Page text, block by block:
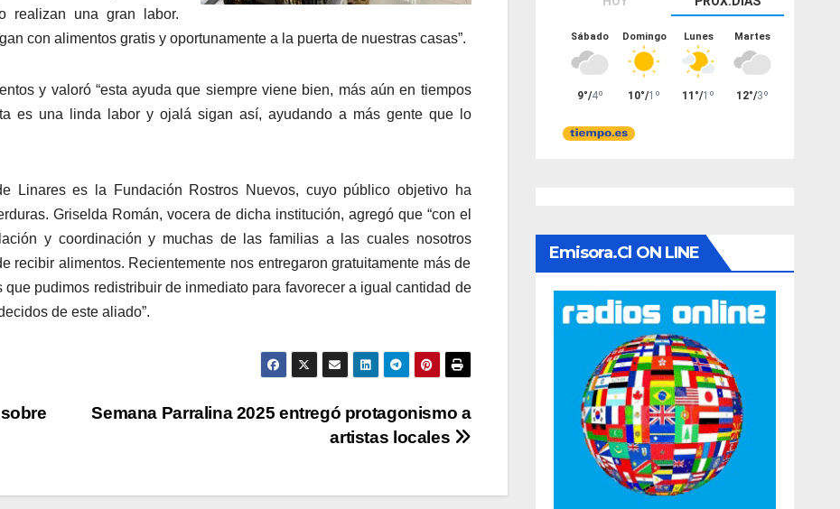
realizan una gran labor.
con alimentos gratis y oportunamente a la puerta de nuestras casas”.
y valoró “esta ayuda que siempre viene bien, más aún en tiempos
es una linda labor y ojalá sigan así, ayudando a más gente que lo
Linares es la Fundación Rostros Nuevos, cuyo público objetivo ha
Griselda Román, vocera de dicha institución, agregó que “con el
y coordinación y muchas de las familias a las cuales nosotros
recibir alimentos. Recientemente nos entregaron gratuitamente más de
pudimos redistribuir de inmediato para favorecer a igual cantidad de
de este aliado”.
Semana Parralina 2025 entregó protagonismo a
artistas locales
Emisora.cl ON LINE